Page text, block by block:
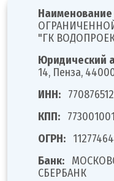
"ГК
Юридический
14, Пенза,
ИНН:
КПП: 773001001
ОГРН:
Банк:
СБЕРБАНК